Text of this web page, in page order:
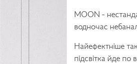
MOON -
водночас
Найефектніше
підсвітка йде по